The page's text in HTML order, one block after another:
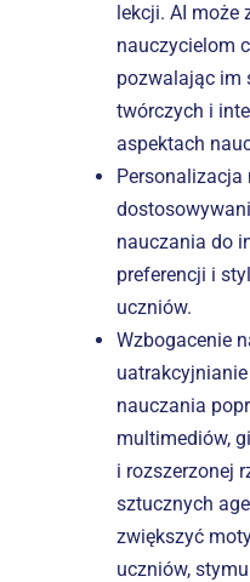
lekcji. AI może
nauczycielom
pozwalając im
twórczych i
aspektach
Personalizacja
nauczania do
preferencji i
uczniów.
Wzbogacenie
nauczania
multimediów,
i rozszerzonej
sztucznych
zwiększyć
uczniów,